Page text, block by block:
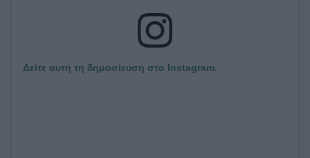
Δείτε αυτή τη δημοσίευση στο Instagram.